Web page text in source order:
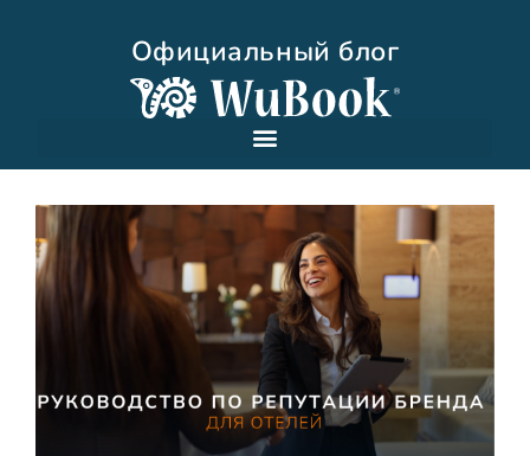
Официальный блог